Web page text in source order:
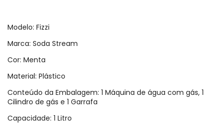
Modelo: Fizzi
Marca: Soda Stream
Cor: Menta
Material: Plástico
Conteúdo da Embalagem: 1 Máquina de água com gás, 1
Cilindro de gás e 1 Garrafa
Capacidade: 1 Litro